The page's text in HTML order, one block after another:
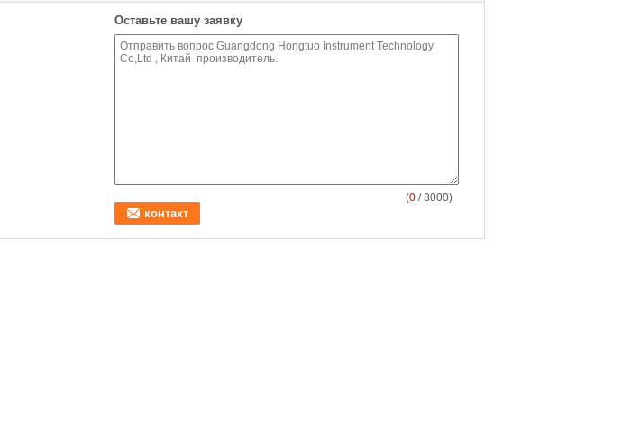
Оставьте вашу заявку
(0 / 3000)